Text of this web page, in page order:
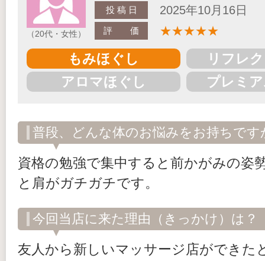
（20代・女性）
投 稿 日 2025年10月16日
評 価 ★★★★★
もみほぐし
リフレ
アロマほぐし
プレミ
普段、どんな体のお悩みをお持ちです
資格の勉強で集中すると前かがみの姿
と肩がガチガチです。
今回当店に来た理由（きっかけ）は？
友人から新しいマッサージ店ができた